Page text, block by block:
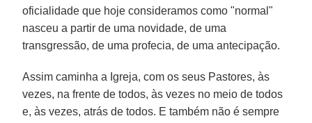
oficialidade que hoje consideramos como "normal"
nasceu a partir de uma novidade, de uma
transgressão, de uma profecia, de uma antecipação.
Assim caminha a Igreja, com os seus Pastores, às
vezes, na frente de todos, às vezes no meio de todos
e, às vezes, atrás de todos. E também não é sempre